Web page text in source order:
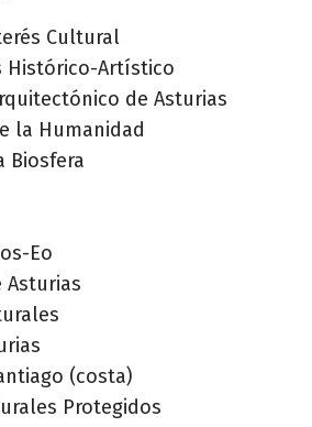
Cultural
Histórico-Artístico
de Asturias
la Humanidad
Biosfera
Eo
Asturias
(costa)
Protegidos